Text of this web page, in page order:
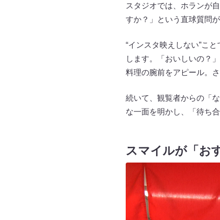
スタジオでは、ホランが
すか？」という直球質問
“インスタ映えしない”こ
します。「おいしいの？
料理の腕前をアピール。
続いて、観覧者からの「
な一面を明かし、「待ち
スマイルが「お